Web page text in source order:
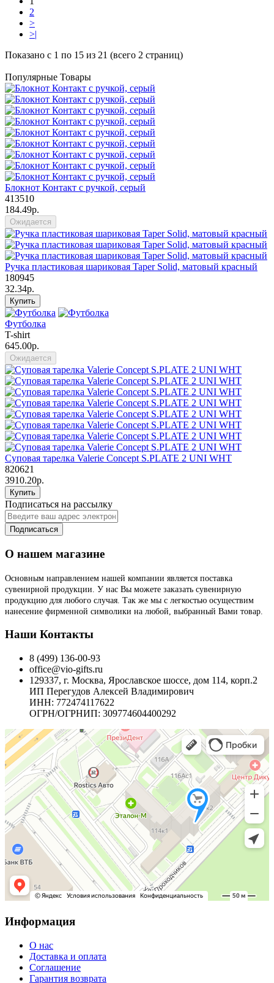
2
>
>|
Показано с 1 по 15 из 21 (всего 2 страниц)
Популярные Товары
Блокнот Контакт с ручкой, серый
413510
184.49р.
Ожидается
Ручка пластиковая шариковая Taper Solid, матовый красный
180945
32.34р.
Купить
Футболка
T-shirt
645.00р.
Ожидается
Суповая тарелка Valerie Concept S.PLATE 2 UNI WHT
820621
3910.20р.
Купить
Подписаться на рассылку
Подписаться
О нашем магазине
Основным направлением нашей компании является поставка
сувенирной продукции. У нас Вы можете заказать сувенирную
продукцию для любого случая. Так же мы с легкостью осуществим
нанесение фирменной символики на любой, выбранный Вами товар.
Наши Контакты
8 (499) 136-00-93
office@vio-gifts.ru
129337, г. Москва, Ярославское шоссе, дом 114, корп.2
ИП Перегудов Алексей Владимирович
ИНН: 772474117622
ОГРН/ОГРНИП: 309774604400292
Информация
О нас
Доставка и оплата
Соглашение
Гарантия возврата